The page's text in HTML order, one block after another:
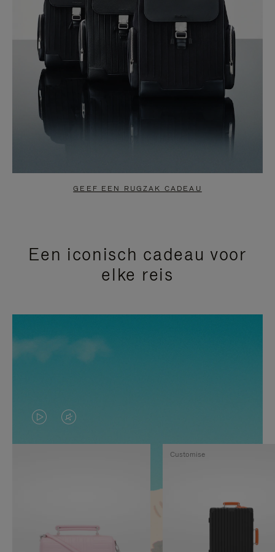
GEEF EEN RUGZAK CADEAU
Een iconisch cadeau voor
elke reis
VIDEO
IS
GEPAUZEERD,
OP
HET
GELUID
Customise